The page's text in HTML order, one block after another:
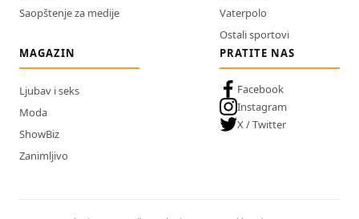
Saopštenje za medije
Vaterpolo
Ostali sportovi
MAGAZIN
Ljubav i seks
Moda
ShowBiz
Zanimljivo
PRATITE NAS
Facebook
Instagram
X / Twitter